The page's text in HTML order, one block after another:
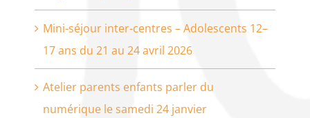
Mini-séjour inter-centres – Adolescents 12–
17 ans du 21 au 24 avril 2026
Atelier parents enfants parler du
numérique le samedi 24 janvier